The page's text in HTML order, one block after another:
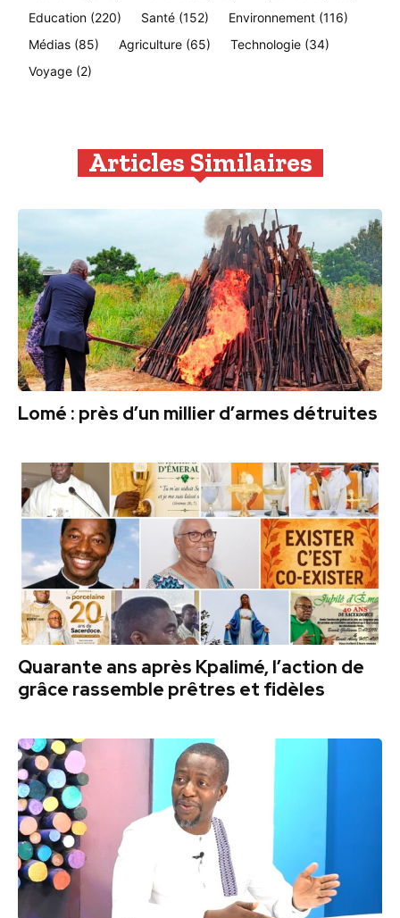
Education (220) Santé (152) Environnement (116)
Médias (85) Agriculture (65) Technologie (34)
Voyage (2)
Articles Similaires
Lomé : près d’un millier d’armes détruites
Quarante ans après Kpalimé, l’action de
grâce rassemble prêtres et fidèles